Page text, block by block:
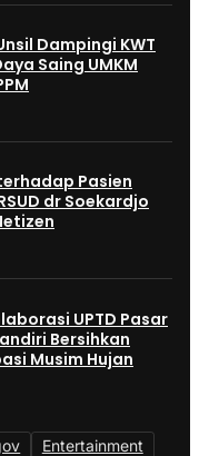
Dampingi KWT
Saing UMKM
Pasien
dr Soekardjo
UPTD Pasar
Bersihkan
Musim Hujan
Entertainment